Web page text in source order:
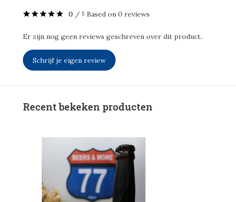
0 / 5 Based on 0 reviews
Er zijn nog geen reviews geschreven over dit product..
Schrijf je eigen review
Recent bekeken producten